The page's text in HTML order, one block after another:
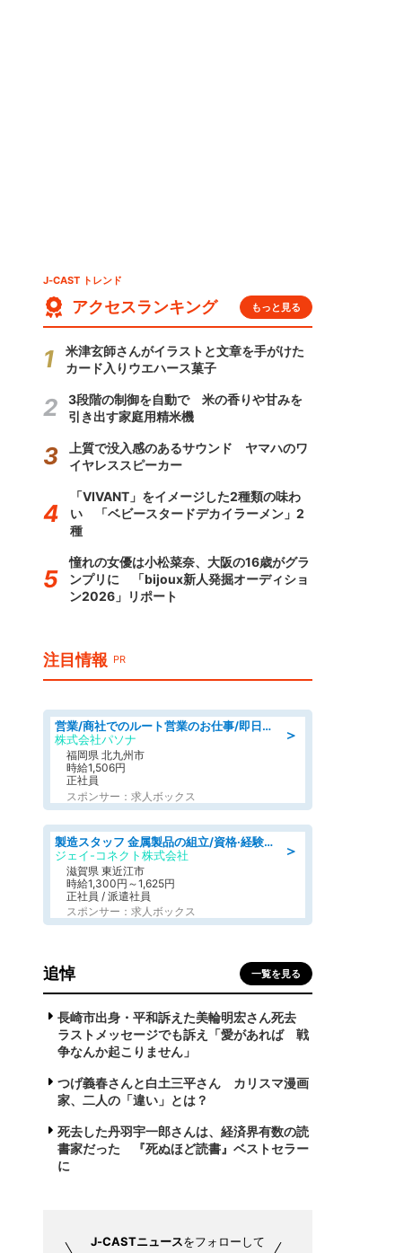
J-CAST トレンド
アクセスランキング もっと見る
米津玄師さんがイラストと文章を手がけた
カード入りウエハース菓子
3段階の制御を自動で 米の香りや甘みを
引き出す家庭用精米機
上質で没入感のあるサウンド ヤマハのワ
イヤレススピーカー
「VIVANT」をイメージした2種類の味わ
い 「ベビースタードデカイラーメン」2
種
憧れの女優は小松菜奈、大阪の16歳がグラ
ンプリに 「bijoux新人発掘オーディショ
ン2026」リポート
注目情報 PR
＞
営業/商社でのルート営業のお仕事/即日勤務可/車通勤可/営業
株式会社パソナ
福岡県 北九州市
時給1,506円
正社員
スポンサー：求人ボックス
＞
製造スタッフ 金属製品の組立/資格·経験不問/日野工業団地
ジェイ-コネクト株式会社
滋賀県 東近江市
時給1,300円～1,625円
正社員 / 派遣社員
スポンサー：求人ボックス
追悼 一覧を見る
長崎市出身・平和訴えた美輪明宏さん死去
ラストメッセージでも訴え「愛があれば 戦
争なんか起こりません」
つげ義春さんと白土三平さん カリスマ漫画
家、二人の「違い」とは？
死去した丹羽宇一郎さんは、経済界有数の読
書家だった 『死ぬほど読書』ベストセラー
に
J-CASTニュースをフォローして